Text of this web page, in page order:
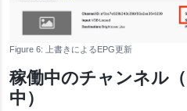
上書きによるEPG更新
稼働中のチャンネル（
中）